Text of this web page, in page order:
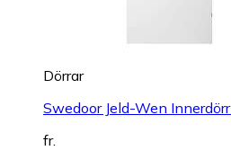
Dörrar
Swedoor Jeld-Wen
fr.